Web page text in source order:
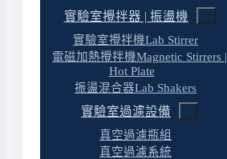
實驗室攪拌器 | 振盪機
實驗室攪拌機Lab Stirrer
電磁加熱攪拌機Magnetic Stirrers |
Hot Plate
振盪混合器Lab Shakers
實驗室過濾設備
真空過濾瓶組
真空過濾系統